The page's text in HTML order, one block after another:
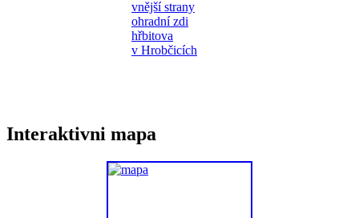
Interaktivni mapa